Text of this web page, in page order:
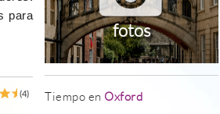
para
(4)
fotos
Tiempo en Oxford